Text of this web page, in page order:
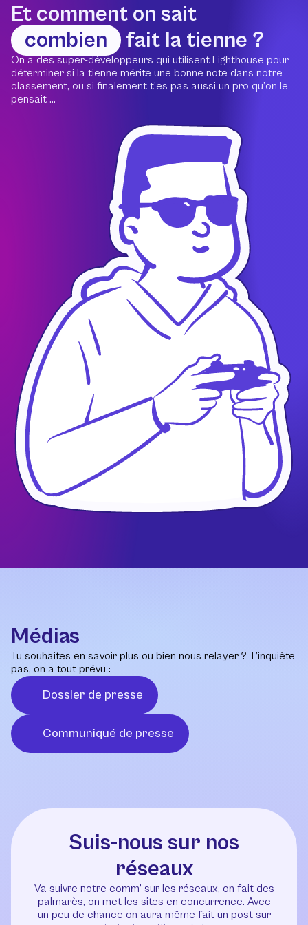
Et comment on sait
combien
fait la tienne ?
On a des super-développeurs qui utilisent Lighthouse pour
déterminer si la tienne mérite une bonne note dans notre
classement, ou si finalement t’es pas aussi un pro qu’on le
pensait ...
Médias
Tu souhaites en savoir plus ou bien nous relayer ? T’inquiète
pas, on a tout prévu :
Dossier de presse
Communiqué de presse
Suis-nous sur nos
réseaux
Va suivre notre comm’ sur les réseaux, on fait des
palmarès, on met les sites en concurrence. Avec
un peu de chance on aura même fait un post sur